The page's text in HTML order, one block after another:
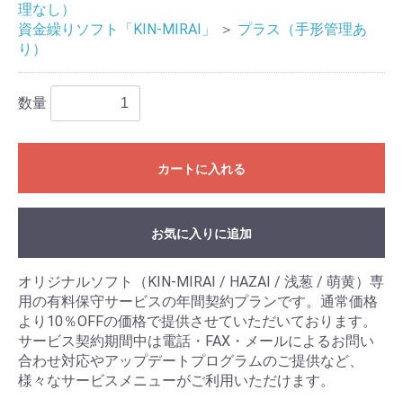
理なし）
資金繰りソフト「KIN-MIRAI」
＞ プラス（手形管理あ
り）
数量
カートに入れる
お気に入りに追加
オリジナルソフト（KIN-MIRAI / HAZAI / 浅葱 / 萌黄）専
用の有料保守サービスの年間契約プランです。通常価格
より10％OFFの価格で提供させていただいております。
サービス契約期間中は電話・FAX・メールによるお問い
合わせ対応やアップデートプログラムのご提供など、
様々なサービスメニューがご利用いただけます。